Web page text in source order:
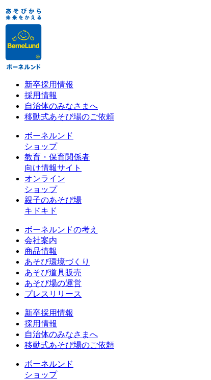
新卒採用情報
採用情報
自治体のみなさまへ
移動式あそび場のご依頼
ボーネルンド
ショップ
教育・保育関係者
向け情報サイト
オンライン
ショップ
親子のあそび場
キドキド
ボーネルンドの考え
会社案内
商品情報
あそび環境づくり
あそび道具販売
あそび場の運営
プレスリリース
新卒採用情報
採用情報
自治体のみなさまへ
移動式あそび場のご依頼
ボーネルンド
ショップ